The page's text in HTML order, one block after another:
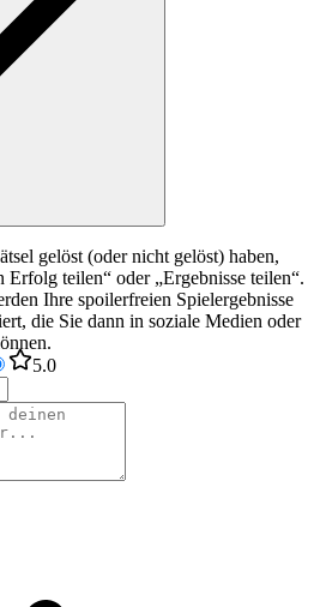
gelöst (oder nicht gelöst) haben,
Erfolg teilen“ oder „Ergebnisse teilen“.
Ihre spoilerfreien Spielergebnisse
die Sie dann in soziale Medien oder
5.0